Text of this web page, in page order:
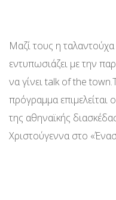
Μαζί τους η
εντυπωσιάζει με την
να γίνει talk of the
πρόγραμμα
της αθηναϊκής
Χριστούγεννα στο